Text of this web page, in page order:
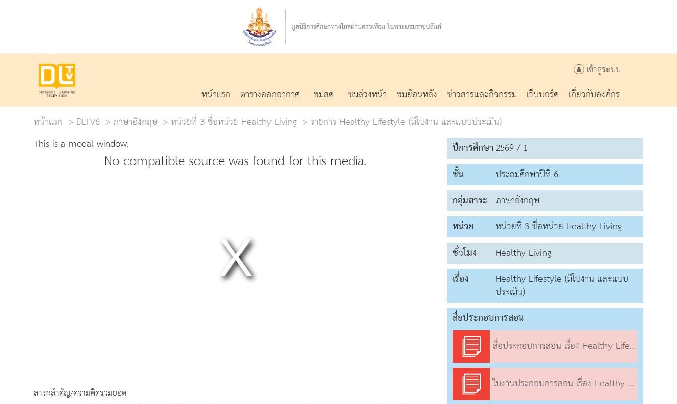
เข้าสู่ระบบ
หน้าแรก ตารางออกอากาศ ชมสด ชมล่วงหน้า ชมย้อนหลัง ข่าวสารและกิจกรรม เว็บบอร์ด
เกี่ยวกับองค์กร
หน้าแรก
DLTV6 ภาษาอังกฤษ หน่วยที่ 3 ชื่อหน่วย Healthy Living
รายการ Healthy Lifestyle (มีใบงาน และแบบประเมิน)
This is a modal window.
No compatible source was found for this media.
สาระสำคัญ/ความคิดรวมยอด
ปีการศึกษา2569 / 1
ชั้น
ประถมศึกษาปีที่ 6
กลุ่มสาระ ภาษาอังกฤษ
หน่วย
หน่วยที่ 3 ชื่อหน่วย Healthy Living
ชั่วโมง
Healthy Living
เรื่อง
Healthy Lifestyle (มีใบงาน และแบบ
ประเมิน)
สื่อประกอบการสอน
สื่อประกอบการสอน เรื่อง Healthy Lifestyle
ใบงานประกอบการสอน เรื่อง Healthy Lifestyle